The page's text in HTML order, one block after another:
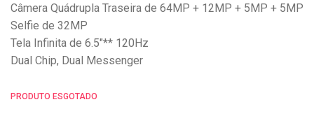
Câmera Quádrupla Traseira de 64MP + 12MP + 5MP + 5MP
Selfie de 32MP
Tela Infinita de 6.5"** 120Hz
Dual Chip, Dual Messenger
PRODUTO ESGOTADO